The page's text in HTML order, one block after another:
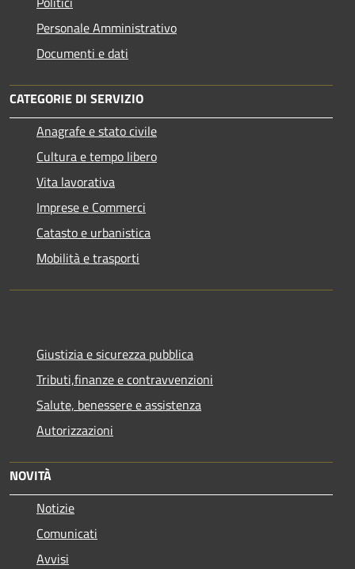
Personale Amministrativo
Documenti e dati
CATEGORIE DI SERVIZIO
Anagrafe e stato civile
Cultura e tempo libero
Vita lavorativa
Imprese e Commerci
Catasto e urbanistica
Mobilità e trasporti
Giustizia e sicurezza pubblica
Tributi,finanze e contravvenzioni
Salute, benessere e assistenza
Autorizzazioni
NOVITÀ
Notizie
Comunicati
Avvisi